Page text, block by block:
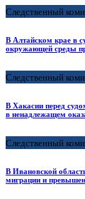
Следственный
В Алтайском крае в
окружающей среды
Следственный
В Хакасии перед
в ненадлежащем
Следственный
В Ивановской
миграции и